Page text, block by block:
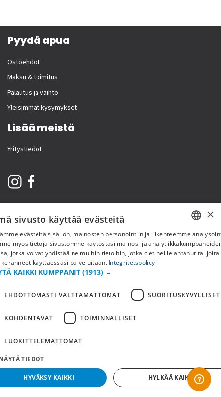
Pyydä apua
Ostoehdot
Maksu & toimitus
Palautus ja vaihto
Yleisimmät kysymykset
Lisää meistä
Yritystiedot
Copyright © 2019 This site is Licensed to 377 Sport AB
FI
×
sivusto käyttää evästeitä
evästeitä sisällön, mainosten personointiin ja liikenteemme
myös tietoja sivustomme käytöstäsi mainos- ja
jotka voivat yhdistää ne muihin tietoihin, jotka olet heille antanut tai joita
keränneet käyttäessäsi palveluitaan. Integritetspolicy
KAIKKI KUMPPANIT (1913) →
EHDOTTOMASTI VÄLTTÄMÄTTÖMÄT SUORITUSKYVYLLISET
KOHDENTAVAT TOIMINNALLISET
LUOKITTELEMATTOMAT
TIEDOT
HYVÄKSY KAIKKI HYLKÄÄ KAIKKI